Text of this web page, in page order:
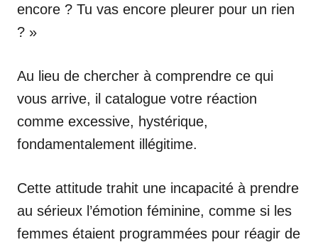
encore ? Tu vas encore pleurer pour un rien
? »
Au lieu de chercher à comprendre ce qui
vous arrive, il catalogue votre réaction
comme excessive, hystérique,
fondamentalement illégitime.
Cette attitude trahit une incapacité à prendre
au sérieux l’émotion féminine, comme si les
femmes étaient programmées pour réagir de